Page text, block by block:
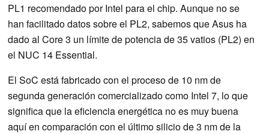
PL1 recomendado por Intel para el chip. Aunque no se
han facilitado datos sobre el PL2, sabemos que Asus ha
dado al Core 3 un límite de potencia de 35 vatios (PL2) en
el NUC 14 Essential.
El SoC está fabricado con el proceso de 10 nm de
segunda generación comercializado como Intel 7, lo que
significa que la eficiencia energética no es muy buena
aquí en comparación con el último silicio de 3 nm de la